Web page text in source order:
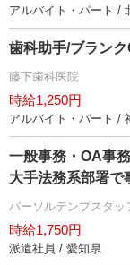
アルバイト・パート /
歯科助手/ブラン
藤下歯科医院
時給1,250円
アルバイト・パート /
一般事務・OA事
大手法務系部署で
パーソルテンプスタッ
時給1,750円
派遣社員 / 愛知県